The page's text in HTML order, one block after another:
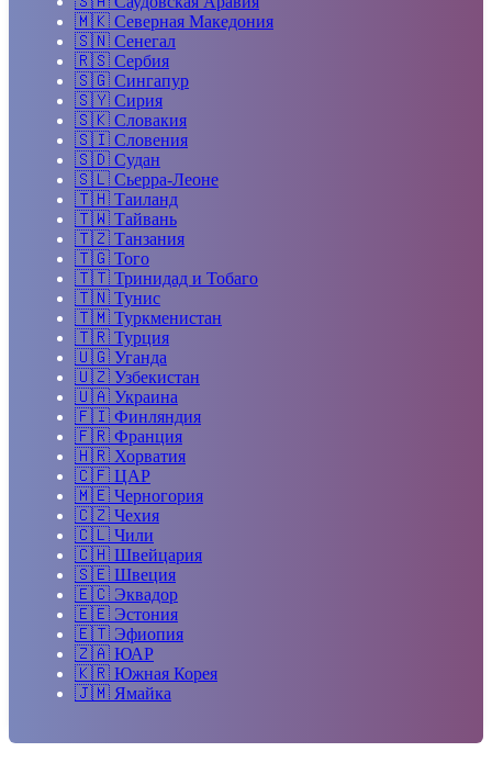
🇲🇰 Северная Македония
🇸🇳 Сенегал
🇷🇸 Сербия
🇸🇬 Сингапур
🇸🇾 Сирия
🇸🇰 Словакия
🇸🇮 Словения
🇸🇩 Судан
🇸🇱 Сьерра-Леоне
🇹🇭 Таиланд
🇹🇼 Тайвань
🇹🇿 Танзания
🇹🇬 Того
🇹🇹 Тринидад и Тобаго
🇹🇳 Тунис
🇹🇲 Туркменистан
🇹🇷 Турция
🇺🇬 Уганда
🇺🇿 Узбекистан
🇺🇦 Украина
🇫🇮 Финляндия
🇫🇷 Франция
🇭🇷 Хорватия
🇨🇫 ЦАР
🇲🇪 Черногория
🇨🇿 Чехия
🇨🇱 Чили
🇨🇭 Швейцария
🇸🇪 Швеция
🇪🇨 Эквадор
🇪🇪 Эстония
🇪🇹 Эфиопия
🇿🇦 ЮАР
🇰🇷 Южная Корея
🇯🇲 Ямайка